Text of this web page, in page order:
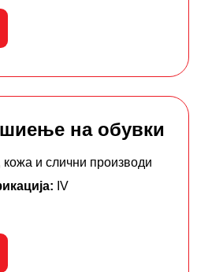
на обувки
кожа и слични производи
IV